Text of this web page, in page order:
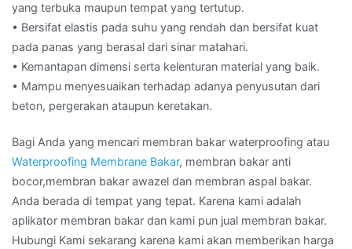
yang terbuka maupun tempat yang tertutup.
• Bersifat elastis pada suhu yang rendah dan bersifat kuat
pada panas yang berasal dari sinar matahari.
• Kemantapan dimensi serta kelenturan material yang baik.
• Mampu menyesuaikan terhadap adanya penyusutan dari
beton, pergerakan ataupun keretakan.
Bagi Anda yang mencari membran bakar waterproofing atau
Waterproofing Membrane Bakar, membran bakar anti
bocor,membran bakar awazel dan membran aspal bakar.
Anda berada di tempat yang tepat. Karena kami adalah
aplikator membran bakar dan kami pun jual membran bakar.
Hubungi Kami sekarang karena kami akan memberikan harga